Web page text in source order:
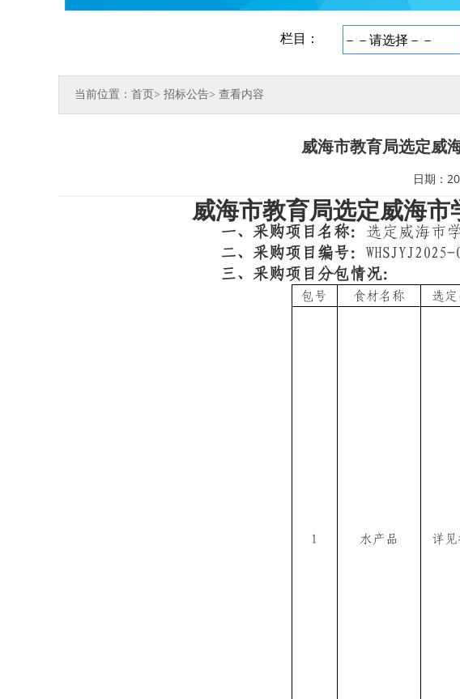
当前位置：首页 > 招标公告> 查看内容
威海市教育局选定威
日期：
威海市教育局选定威海
一、采购项目名称： 选定威海市
二、采购项目编号： WHSJYJ2025-
三、采购项目分包情况：
包号 食材名称 选
1 水产品 详